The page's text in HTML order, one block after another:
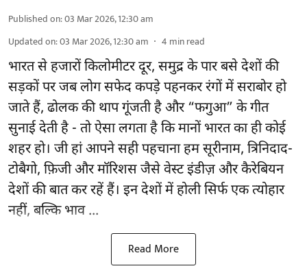
Published on:03 Mar 2026, 12:30 am
Updated on:03 Mar 2026, 12:30 am 4 min read
भारत से हजारों किलोमीटर दूर, समुद्र के पार बसे देशों की
सड़कों पर जब लोग सफेद कपड़े पहनकर रंगों में सराबोर हो
जाते हैं, ढोलक की थाप गूंजती है और “फगुआ” के गीत
सुनाई देती है - तो ऐसा लगता है कि मानों भारत का ही कोई
शहर हो। जी हां आपने सही पहचाना हम सूरीनाम, त्रिनिदाद-
टोबैगो, फ़िजी और मॉरिशस जैसे वेस्ट इंडीज़ और कैरेबियन
देशों की बात कर रहें हैं। इन देशों में होली सिर्फ एक त्योहार
नहीं, बल्कि भाव ...
Read More